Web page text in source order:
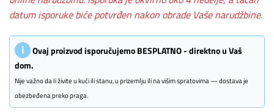
datum isporuke biće potvrđen nakon obrade Vaše narudžbine.
ℹ
Ovaj proizvod isporučujemo BESPLATNO - direktno u Vaš
dom.
Nije važno da li živite u kući ili stanu, u prizemlju ili na višim spratovima — dostava je
obezbeđena preko praga.